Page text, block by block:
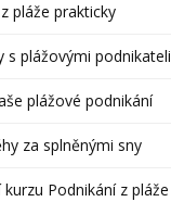
pláže prakticky
s plážovými podnikateli
plážové podnikání
za splněnými sny
kurzu Podnikání z pláže